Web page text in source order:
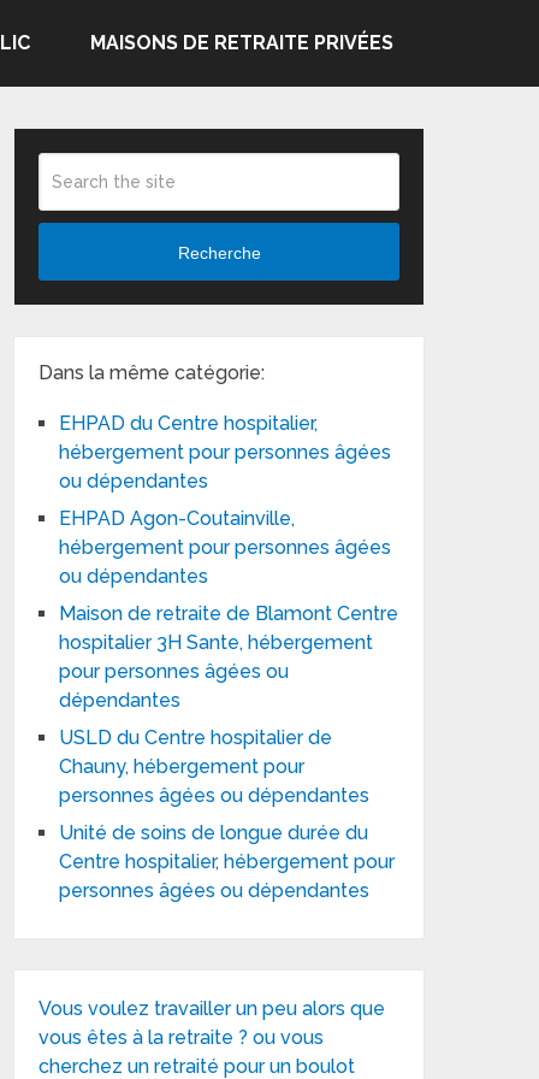
MAISONS DE RETRAITE PRIVÉES
Recherche
Dans la même catégorie:
EHPAD du Centre hospitalier,
hébergement pour personnes âgées
ou dépendantes
EHPAD Agon-Coutainville,
hébergement pour personnes âgées
ou dépendantes
Maison de retraite de Blamont Centre
hospitalier 3H Sante, hébergement
pour personnes âgées ou
dépendantes
USLD du Centre hospitalier de
Chauny, hébergement pour
personnes âgées ou dépendantes
Unité de soins de longue durée du
Centre hospitalier, hébergement pour
personnes âgées ou dépendantes
Vous voulez travailler un peu alors que
vous êtes à la retraite ? ou vous
cherchez un retraité pour un boulot